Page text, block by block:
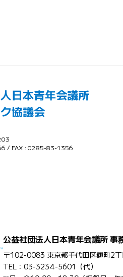
日本青年会議所
協議会
/ FAX : 0285-83-1356
公益社団法人日本青年会議所 事
〒102-0083 東京都千代田区麹町2
TEL：03-3234-5601（代）